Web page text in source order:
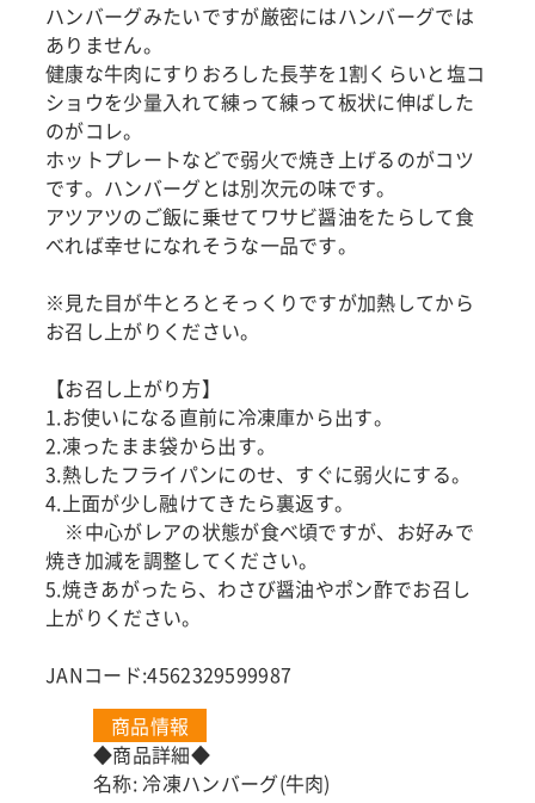
ハンバーグみたいですが厳密にはハンバーグでは
ありません。
健康な牛肉にすりおろした長芋を1割くらいと塩コ
ショウを少量入れて練って練って板状に伸ばした
のがコレ。
ホットプレートなどで弱火で焼き上げるのがコツ
です。ハンバーグとは別次元の味です。
アツアツのご飯に乗せてワサビ醤油をたらして食
べれば幸せになれそうな一品です。
※見た目が牛とろとそっくりですが加熱してから
お召し上がりください。
【お召し上がり方】
1.お使いになる直前に冷凍庫から出す。
2.凍ったまま袋から出す。
3.熱したフライパンにのせ、すぐに弱火にする。
4.上面が少し融けてきたら裏返す。
※中心がレアの状態が食べ頃ですが、お好みで
焼き加減を調整してください。
5.焼きあがったら、わさび醤油やポン酢でお召し
上がりください。
JANコード:4562329599987
商品情報
◆商品詳細◆
名称: 冷凍ハンバーグ(牛肉)